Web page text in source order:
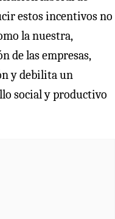
estos incentivos no
la nuestra,
de las empresas,
y debilita un
social y productivo